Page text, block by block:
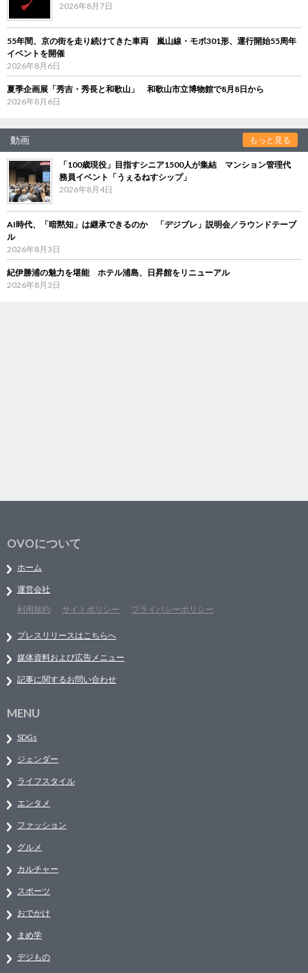
2026年8月7日
55年間、京の街を走り続けてきた車両 嵐山線・モボ301形、運行開始55周年
イベントを開催
2026年8月6日
夏季企画展「秀吉・秀長と和歌山」 和歌山市立博物館で8月8日から
2026年8月6日
動画 もっと見る
「100歳現役」目指すシニア1500人が集結 マンション管理代
務員イベント「うぇるねすシップ」
2026年8月4日
AI時代、「暗黙知」は継承できるのか 「デジブレ」説明会／ラウンドテーブ
ル
2026年8月3日
紀伊勝浦の魅力を堪能 ホテル浦島、日昇館をリニューアル
2026年8月3日
OVOについて
ホーム
運営会社
利用規約
サイトポリシー プライバシーポリシー
プレスリリースはこちらへ
媒体資料および広告メニュー
記事に関するお問い合わせ
MENU
SDGs
ジェンダー
ライフスタイル
エンタメ
ファッション
グルメ
カルチャー
スポーツ
おでかけ
まめ学
デジもの